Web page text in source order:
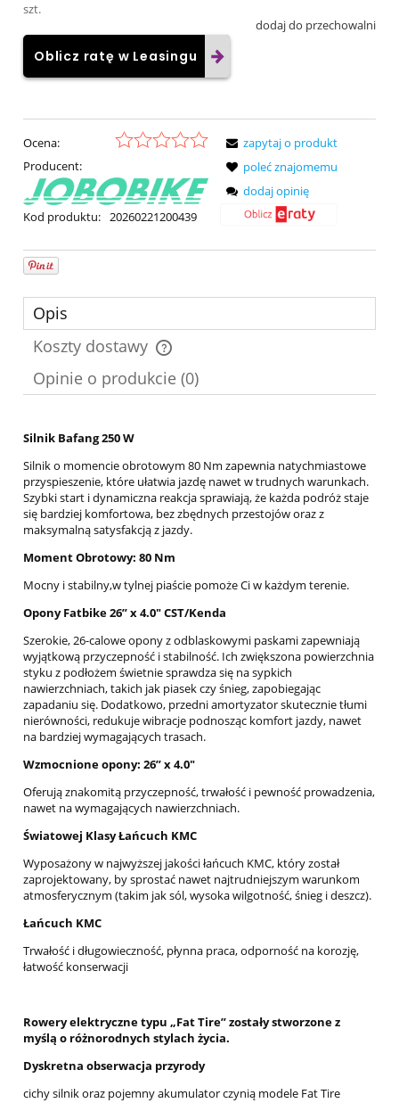
szt.
dodaj do przechowalni
Oblicz ratę w Leasingu
Ocena:
Producent:
Kod produktu: 20260221200439
zapytaj o produkt
poleć znajomemu
dodaj opinię
Opis
Koszty dostawy
Cena nie zawiera ewentualnych kosztów płatności
Opinie o produkcie (0)
Silnik Bafang 250 W
Silnik o momencie obrotowym 80 Nm zapewnia natychmiastowe
przyspieszenie, które ułatwia jazdę nawet w trudnych warunkach.
Szybki start i dynamiczna reakcja sprawiają, że każda podróż staje
się bardziej komfortowa, bez zbędnych przestojów oraz z
maksymalną satysfakcją z jazdy.
Moment Obrotowy: 80 Nm
Mocny i stabilny,w tylnej piaście pomoże Ci w każdym terenie.
Opony Fatbike 26” x 4.0" CST/Kenda
Szerokie, 26-calowe opony z odblaskowymi paskami zapewniają
wyjątkową przyczepność i stabilność. Ich zwiększona powierzchnia
styku z podłożem świetnie sprawdza się na sypkich
nawierzchniach, takich jak piasek czy śnieg, zapobiegając
zapadaniu się. Dodatkowo, przedni amortyzator skutecznie tłumi
nierówności, redukuje wibracje podnosząc komfort jazdy, nawet
na bardziej wymagających trasach.
Wzmocnione opony: 26” x 4.0"
Oferują znakomitą przyczepność, trwałość i pewność prowadzenia,
nawet na wymagających nawierzchniach.
Światowej Klasy Łańcuch KMC
Wyposażony w najwyższej jakości łańcuch KMC, który został
zaprojektowany, by sprostać nawet najtrudniejszym warunkom
atmosferycznym (takim jak sól, wysoka wilgotność, śnieg i deszcz).
Łańcuch KMC
Trwałość i długowieczność, płynna praca, odporność na korozję,
łatwość konserwacji
Rowery elektryczne typu „Fat Tire” zostały stworzone z
myślą o różnorodnych stylach życia.
Dyskretna obserwacja przyrody
cichy silnik oraz pojemny akumulator czynią modele Fat Tire